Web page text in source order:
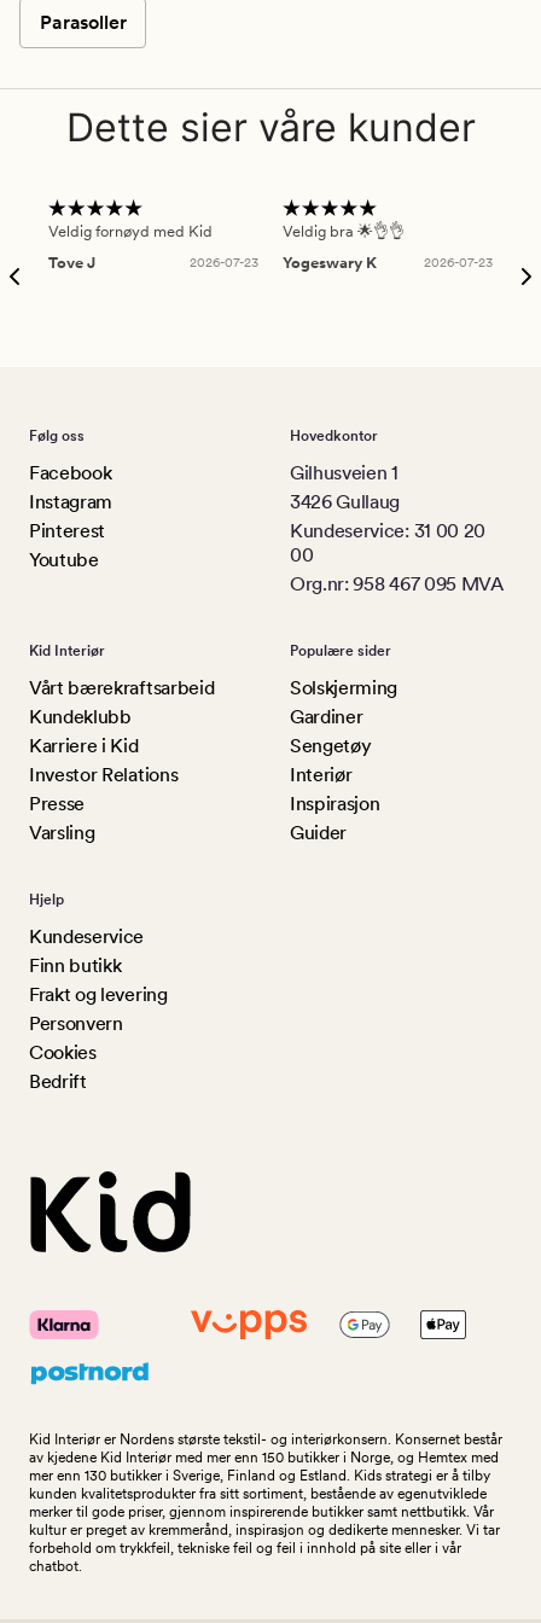
Parasoller
Dette sier våre kunder
Veldig fornøyd med Kid
Tove J
2026-07-23
Veldig bra 🌟👌👌
Yogeswary K
2026-07-23
Følg oss
Facebook
Instagram
Pinterest
Youtube
Hovedkontor
Gilhusveien 1
3426 Gullaug
Kundeservice: 31 00 20
00
Org.nr: 958 467 095 MVA
Kid Interiør
Vårt bærekraftsarbeid
Kundeklubb
Karriere i Kid
Investor Relations
Presse
Varsling
Populære sider
Solskjerming
Gardiner
Sengetøy
Interiør
Inspirasjon
Guider
Hjelp
Kundeservice
Finn butikk
Frakt og levering
Personvern
Cookies
Bedrift
Kid Interiør er Nordens største tekstil- og interiørkonsern. Konsernet består
av kjedene Kid Interiør med mer enn 150 butikker i Norge, og Hemtex med
mer enn 130 butikker i Sverige, Finland og Estland. Kids strategi er å tilby
kunden kvalitetsprodukter fra sitt sortiment, bestående av egenutviklede
merker til gode priser, gjennom inspirerende butikker samt nettbutikk. Vår
kultur er preget av kremmerånd, inspirasjon og dedikerte mennesker. Vi tar
forbehold om trykkfeil, tekniske feil og feil i innhold på site eller i vår
chatbot.